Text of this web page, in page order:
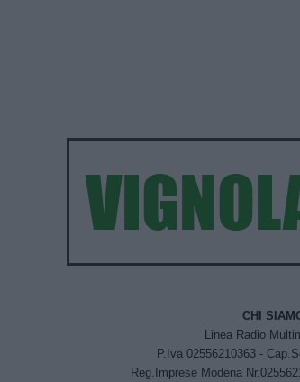
CHI
Linea Radio
P.Iva 02556210363 -
Reg.Imprese Modena